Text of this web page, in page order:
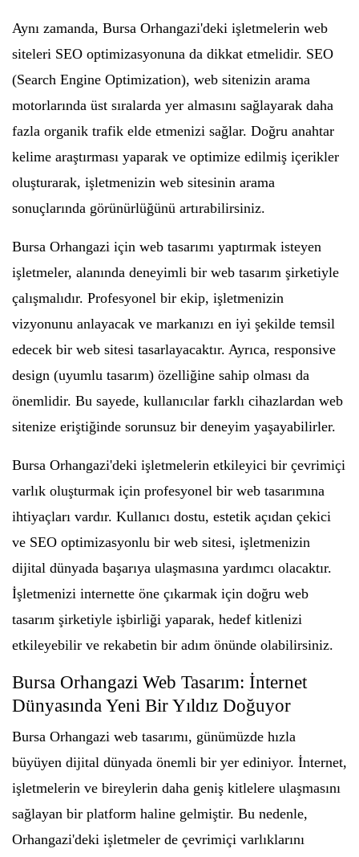
Aynı zamanda, Bursa Orhangazi'deki işletmelerin web
siteleri SEO optimizasyonuna da dikkat etmelidir. SEO
(Search Engine Optimization), web sitenizin arama
motorlarında üst sıralarda yer almasını sağlayarak daha
fazla organik trafik elde etmenizi sağlar. Doğru anahtar
kelime araştırması yaparak ve optimize edilmiş içerikler
oluşturarak, işletmenizin web sitesinin arama
sonuçlarında görünürlüğünü artırabilirsiniz.
Bursa Orhangazi için web tasarımı yaptırmak isteyen
işletmeler, alanında deneyimli bir web tasarım şirketiyle
çalışmalıdır. Profesyonel bir ekip, işletmenizin
vizyonunu anlayacak ve markanızı en iyi şekilde temsil
edecek bir web sitesi tasarlayacaktır. Ayrıca, responsive
design (uyumlu tasarım) özelliğine sahip olması da
önemlidir. Bu sayede, kullanıcılar farklı cihazlardan web
sitenize eriştiğinde sorunsuz bir deneyim yaşayabilirler.
Bursa Orhangazi'deki işletmelerin etkileyici bir çevrimiçi
varlık oluşturmak için profesyonel bir web tasarımına
ihtiyaçları vardır. Kullanıcı dostu, estetik açıdan çekici
ve SEO optimizasyonlu bir web sitesi, işletmenizin
dijital dünyada başarıya ulaşmasına yardımcı olacaktır.
İşletmenizi internette öne çıkarmak için doğru web
tasarım şirketiyle işbirliği yaparak, hedef kitlenizi
etkileyebilir ve rekabetin bir adım önünde olabilirsiniz.
Bursa Orhangazi Web Tasarım: İnternet
Dünyasında Yeni Bir Yıldız Doğuyor
Bursa Orhangazi web tasarımı, günümüzde hızla
büyüyen dijital dünyada önemli bir yer ediniyor. İnternet,
işletmelerin ve bireylerin daha geniş kitlelere ulaşmasını
sağlayan bir platform haline gelmiştir. Bu nedenle,
Orhangazi'deki işletmeler de çevrimiçi varlıklarını